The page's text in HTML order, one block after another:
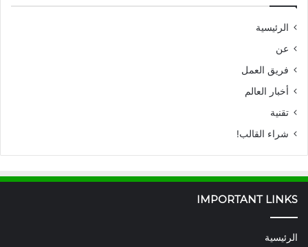
الرئيسية
عن
فريق العمل
أخبار العالم
تقنية
شراء القالب!
IMPORTANT LINKS
الرئيسية